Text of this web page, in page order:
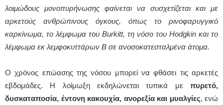
λοιμώδους μονοπυρήνωσης φαίνεται να συσχετίζεται και με
αρκετούς ανθρώπινους όγκους, όπως το ρινοφαρυγγικό
καρκίνωμα, το λέμφωμα του Burkitt, τη νόσο του Hodgkin και το
λέμφωμα εκ λεμφοκυττάρων Β σε ανοσοκατεσταλμένα άτομα.
Ο χρόνος επώασης της νόσου μπορεί να φθάσει τις αρκετές
εβδομάδες. Η λοίμωξη εκδηλώνεται τυπικά με πυρετό,
δυσκαταποσία, έντονη κακουχία, ανορεξία και μυαλγίες, ενώ